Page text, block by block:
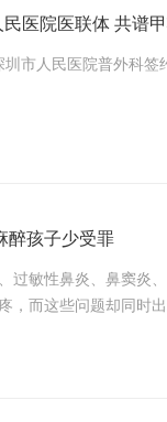
医院医联体 共谱
市人民医院普外科签
醉孩子少受罪
过敏性鼻炎、鼻窦炎
，而这些问题却同时